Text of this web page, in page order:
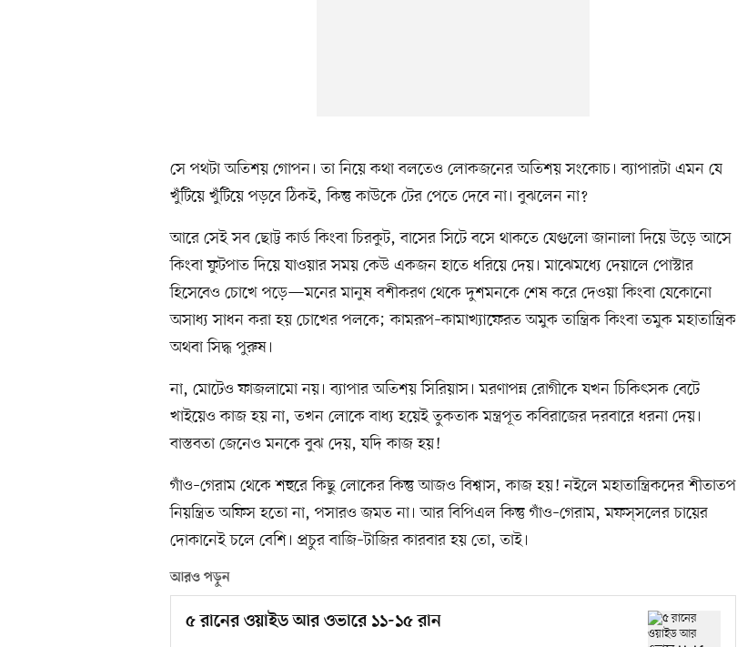
সে পথটা অতিশয় গোপন। তা নিয়ে কথা বলতেও লোকজনের অতিশয় সংকোচ। ব্যাপারটা এমন যে
খুঁটিয়ে খুঁটিয়ে পড়বে ঠিকই, কিন্তু কাউকে টের পেতে দেবে না। বুঝলেন না?
আরে সেই সব ছোট্ট কার্ড কিংবা চিরকুট, বাসের সিটে বসে থাকতে যেগুলো জানালা দিয়ে উড়ে আসে
কিংবা ফুটপাত দিয়ে যাওয়ার সময় কেউ একজন হাতে ধরিয়ে দেয়। মাঝেমধ্যে দেয়ালে পোস্টার
হিসেবেও চোখে পড়ে—মনের মানুষ বশীকরণ থেকে দুশমনকে শেষ করে দেওয়া কিংবা যেকোনো
অসাধ্য সাধন করা হয় চোখের পলকে; কামরূপ–কামাখ্যাফেরত অমুক তান্ত্রিক কিংবা তমুক মহাতান্ত্রিক
অথবা সিদ্ধ পুরুষ।
না, মোটেও ফাজলামো নয়। ব্যাপার অতিশয় সিরিয়াস। মরণাপন্ন রোগীকে যখন চিকিৎসক বেটে
খাইয়েও কাজ হয় না, তখন লোকে বাধ্য হয়েই তুকতাক মন্ত্রপূত কবিরাজের দরবারে ধরনা দেয়।
বাস্তবতা জেনেও মনকে বুঝ দেয়, যদি কাজ হয়!
গাঁও–গেরাম থেকে শহুরে কিছু লোকের কিন্তু আজও বিশ্বাস, কাজ হয়! নইলে মহাতান্ত্রিকদের শীতাতপ
নিয়ন্ত্রিত অফিস হতো না, পসারও জমত না। আর বিপিএল কিন্তু গাঁও–গেরাম, মফস্‌সলের চায়ের
দোকানেই চলে বেশি। প্রচুর বাজি–টাজির কারবার হয় তো, তাই।
আরও পড়ুন
৫ রানের ওয়াইড আর ওভারে ১১-১৫ রান